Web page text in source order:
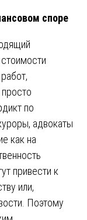
споре
по
адвокаты
как на
привести к
или,
Поэтому